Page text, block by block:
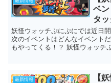
ベ
タッ
妖怪ウォッチぷにぷにでは近日
次のイベントはどんなイベント
もやってくる！？ 妖怪ウォッチ
最新情報 【